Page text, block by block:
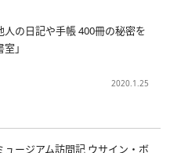
人の日記や手帳 400冊の秘密を
」
2020.1.25
ュージアム訪問記 ウサイン・ボ